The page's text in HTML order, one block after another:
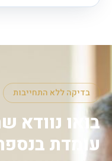
בדיקה ללא התחייבות
בואו נוודא
עומדת